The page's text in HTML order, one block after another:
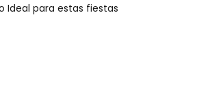
Ideal para estas fiestas